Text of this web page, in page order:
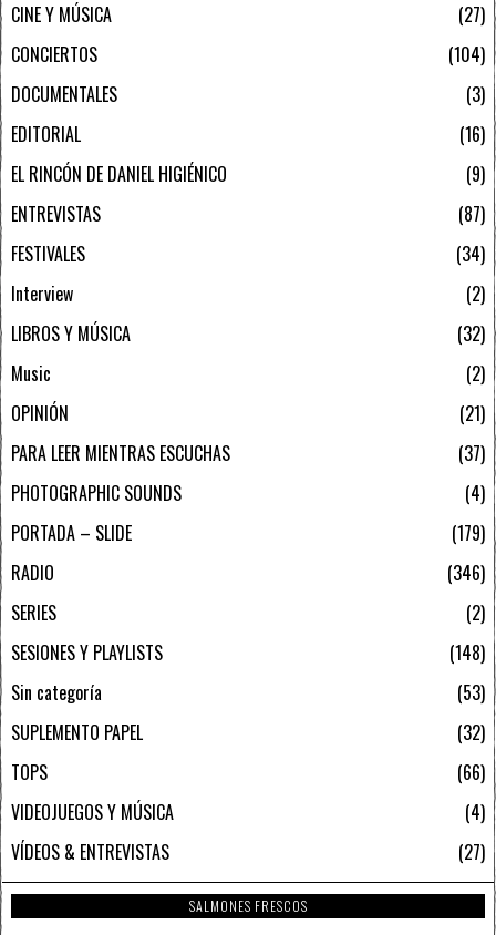
CINE Y MÚSICA
27
CONCIERTOS
104
DOCUMENTALES
3
EDITORIAL
16
EL RINCÓN DE DANIEL HIGIÉNICO
9
ENTREVISTAS
87
FESTIVALES
34
Interview
2
LIBROS Y MÚSICA
32
Music
2
OPINIÓN
21
PARA LEER MIENTRAS ESCUCHAS
37
PHOTOGRAPHIC SOUNDS
4
PORTADA – SLIDE
179
RADIO
346
SERIES
2
SESIONES Y PLAYLISTS
148
Sin categoría
53
SUPLEMENTO PAPEL
32
TOPS
66
VIDEOJUEGOS Y MÚSICA
4
VÍDEOS & ENTREVISTAS
27
SALMONES FRESCOS